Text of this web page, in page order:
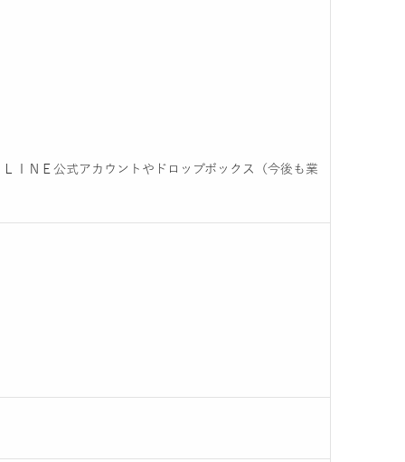
ＩＮＥ公式アカウントやドロップボックス（今後も業